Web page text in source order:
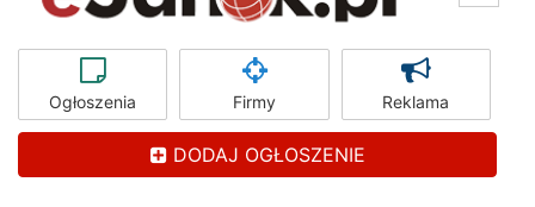
Ogłoszenia Firmy Reklama
DODAJ OGŁOSZENIE